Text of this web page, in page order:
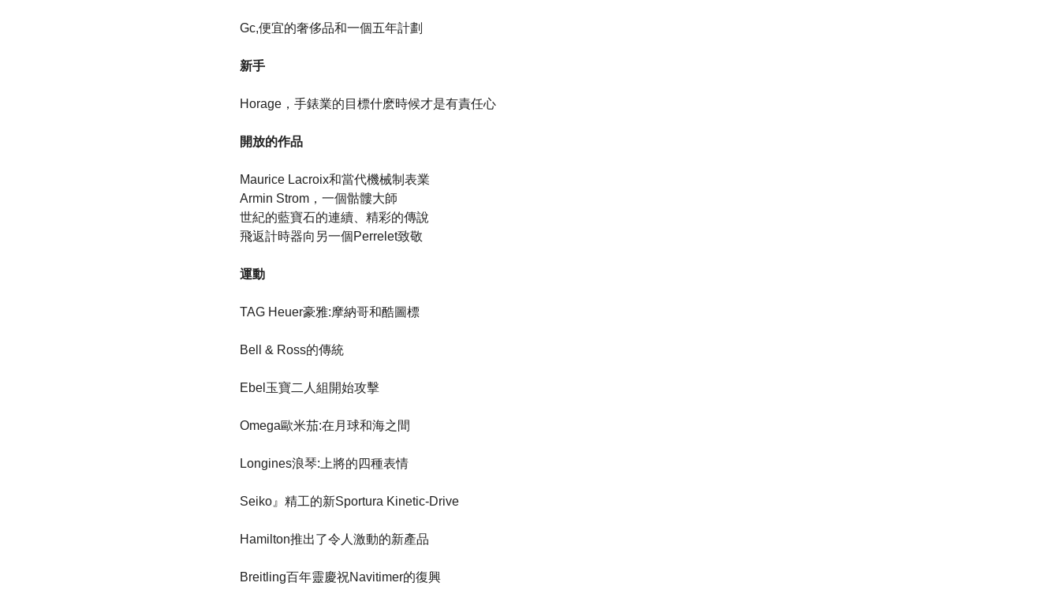
Gc,便宜的奢侈品和一個五年計劃
新手
Horage，手錶業的目標什麽時候才是有責任心
開放的作品
Maurice Lacroix和當代機械制表業
Armin Strom，一個骷髏大師
世紀的藍寶石的連續、精彩的傳說
飛返計時器向另一個Perrelet致敬
運動
TAG Heuer豪雅:摩納哥和酷圖標
Bell & Ross的傳統
Ebel玉寶二人組開始攻擊
Omega歐米茄:在月球和海之間
Longines浪琴:上將的四種表情
Seiko』精工的新Sportura Kinetic-Drive
Hamilton推出了令人激動的新產品
Breitling百年靈慶祝Navitimer的復興